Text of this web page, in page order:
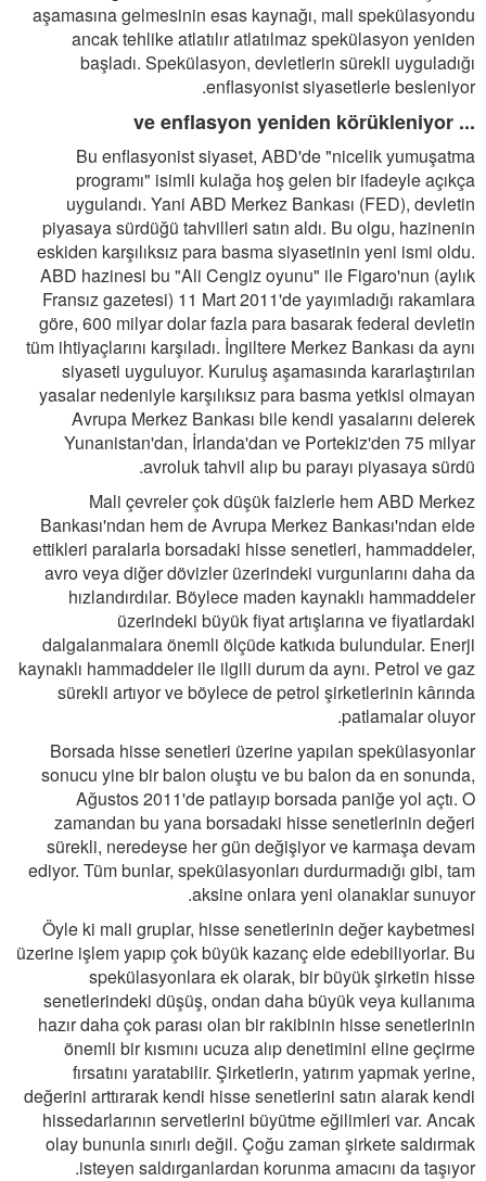
aşamasına gelmesinin esas kaynağı, mali spekülasyondu
ancak tehlike atlatılır atlatılmaz spekülasyon yeniden
başladı. Spekülasyon, devletlerin sürekli uyguladığı
enflasyonist siyasetlerle besleniyor.
... ve enflasyon yeniden körükleniyor
Bu enflasyonist siyaset, ABD'de "nicelik yumuşatma
programı" isimli kulağa hoş gelen bir ifadeyle açıkça
uygulandı. Yani ABD Merkez Bankası (FED), devletin
piyasaya sürdüğü tahvilleri satın aldı. Bu olgu, hazinenin
eskiden karşılıksız para basma siyasetinin yeni ismi oldu.
ABD hazinesi bu "Ali Cengiz oyunu" ile Figaro'nun (aylık
Fransız gazetesi) 11 Mart 2011'de yayımladığı rakamlara
göre, 600 milyar dolar fazla para basarak federal devletin
tüm ihtiyaçlarını karşıladı. İngiltere Merkez Bankası da aynı
siyaseti uyguluyor. Kuruluş aşamasında kararlaştırılan
yasalar nedeniyle karşılıksız para basma yetkisi olmayan
Avrupa Merkez Bankası bile kendi yasalarını delerek
Yunanistan'dan, İrlanda'dan ve Portekiz'den 75 milyar
avroluk tahvil alıp bu parayı piyasaya sürdü.
Mali çevreler çok düşük faizlerle hem ABD Merkez
Bankası'ndan hem de Avrupa Merkez Bankası'ndan elde
ettikleri paralarla borsadaki hisse senetleri, hammaddeler,
avro veya diğer dövizler üzerindeki vurgunlarını daha da
hızlandırdılar. Böylece maden kaynaklı hammaddeler
üzerindeki büyük fiyat artışlarına ve fiyatlardaki
dalgalanmalara önemli ölçüde katkıda bulundular. Enerji
kaynaklı hammaddeler ile ilgili durum da aynı. Petrol ve gaz
sürekli artıyor ve böylece de petrol şirketlerinin kârında
patlamalar oluyor.
Borsada hisse senetleri üzerine yapılan spekülasyonlar
sonucu yine bir balon oluştu ve bu balon da en sonunda,
Ağustos 2011'de patlayıp borsada paniğe yol açtı. O
zamandan bu yana borsadaki hisse senetlerinin değeri
sürekli, neredeyse her gün değişiyor ve karmaşa devam
ediyor. Tüm bunlar, spekülasyonları durdurmadığı gibi, tam
aksine onlara yeni olanaklar sunuyor.
Öyle ki mali gruplar, hisse senetlerinin değer kaybetmesi
üzerine işlem yapıp çok büyük kazanç elde edebiliyorlar. Bu
spekülasyonlara ek olarak, bir büyük şirketin hisse
senetlerindeki düşüş, ondan daha büyük veya kullanıma
hazır daha çok parası olan bir rakibinin hisse senetlerinin
önemli bir kısmını ucuza alıp denetimini eline geçirme
fırsatını yaratabilir. Şirketlerin, yatırım yapmak yerine,
değerini arttırarak kendi hisse senetlerini satın alarak kendi
hissedarlarının servetlerini büyütme eğilimleri var. Ancak
olay bununla sınırlı değil. Çoğu zaman şirkete saldırmak
isteyen saldırganlardan korunma amacını da taşıyor.